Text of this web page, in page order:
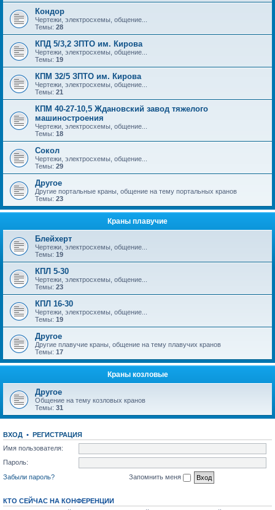
Кондор
Чертежи, электросхемы, общение...
Темы: 28
КПД 5/3,2 ЗПТО им. Кирова
Чертежи, электросхемы, общение...
Темы: 19
КПМ 32/5 ЗПТО им. Кирова
Чертежи, электросхемы, общение...
Темы: 21
КПМ 40-27-10,5 Ждановский завод тяжелого
машиностроения
Чертежи, электросхемы, общение...
Темы: 18
Сокол
Чертежи, электросхемы, общение...
Темы: 29
Другое
Другие портальные краны, общение на тему портальных кранов
Темы: 23
Краны плавучие
Блейхерт
Чертежи, электросхемы, общение...
Темы: 19
КПЛ 5-30
Чертежи, электросхемы, общение...
Темы: 23
КПЛ 16-30
Чертежи, электросхемы, общение...
Темы: 19
Другое
Другие плавучие краны, общение на тему плавучих кранов
Темы: 17
Краны козловые
Другое
Общение на тему козловых кранов
Темы: 31
ВХОД • РЕГИСТРАЦИЯ
Имя пользователя:
Пароль:
Забыли пароль?
Запомнить меня
КТО СЕЙЧАС НА КОНФЕРЕНЦИИ